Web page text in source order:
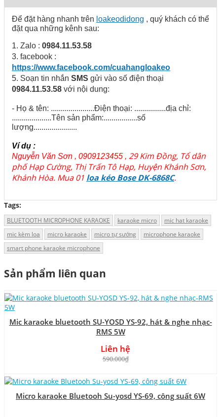
Để đặt hàng nhanh trên loakeodidong , quý khách có thể
đặt qua những kênh sau:
1. Zalo : 0984.11.53.58
3. facebook :
https://www.facebook.com/cuahangloakeo
5. Soạn tin nhắn SMS gửi vào số điện thoại
0984.11.53.58 với nội dung:
- Họ & tên: ......................Điện thoại: ................địa chỉ:
....................Tên sản phẩm:.................số
lượng......................
Ví dụ :
Nguyễn Văn Sơn , 0909123455 , 29 Kim Đồng, Tổ dân
phố Hạp Cường, Thị Trấn Tô Hạp, Huyện Khánh Sơn,
Khánh Hòa. Mua 01 loa kéo Bose DK-6868C.
Tags:
BLUETOOTH MICROPHONE KARAOKE karaoke micro
mic hat karaoke
mic kèm loa
micro karaoke micro tự sướng
microphone karaoke
smart phone karaoke microphone
Sản phẩm liên quan
Mic karaoke bluetooth SU-YOSD YS-92, hát & nghe nhạc-
RMS 5W
Liên hệ
590.000₫
Micro karaoke Bluetooh Su-yosd YS-69, công suất 6W